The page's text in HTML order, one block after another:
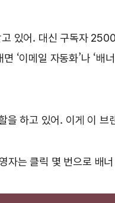
있어. 대신 구독자
이메일 자동화’나 ‘배
을 하고 있어. 이게 이
자는 클릭 몇 번으로 배